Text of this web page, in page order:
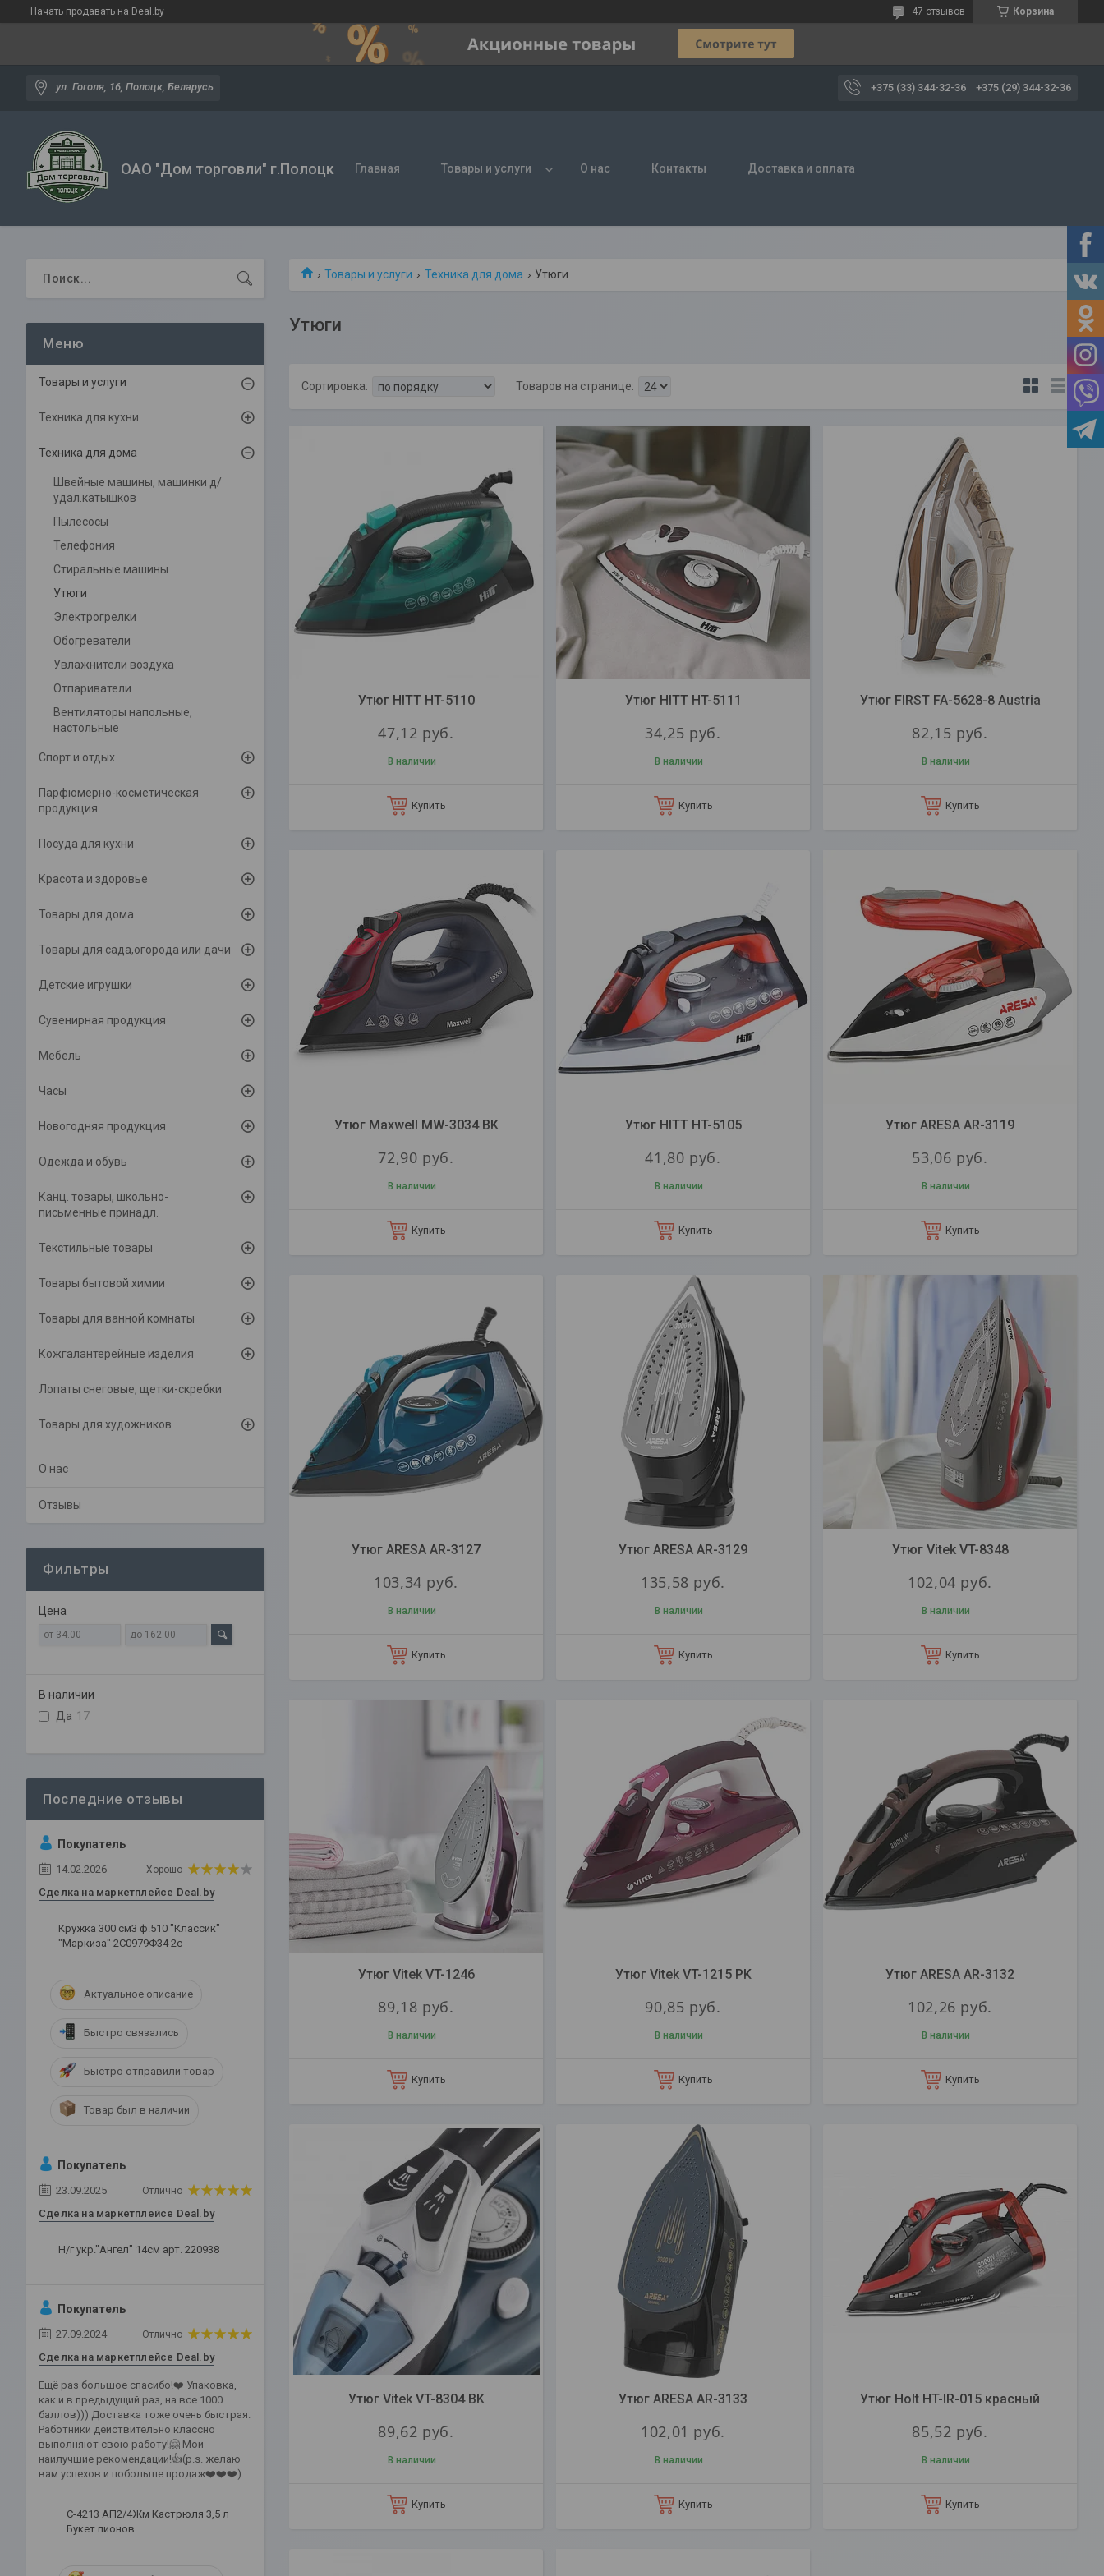
Начать продавать на Deal.by Корзина
47 отзывов
ул. Гоголя, 16, Полоцк, Беларусь +375 (33) 344-32-36 +375 (29) 344-32-36
ОАО "Дом торговли" г.Полоцк Главная Товары и услуги О нас Контакты Доставка и оплата
Товары и услуги Техника для дома Утюги
Утюги
Утюг HITT HT-5110
47,12 руб.
В наличии
Купить
Утюг HITT HT-5111
34,25 руб.
В наличии
Купить
Утюг FIRST FA-5628-8 Austria
82,15 руб.
В наличии
Купить
Утюг Maxwell MW-3034 BK
72,90 руб.
В наличии
Купить
Утюг HITT HT-5105
41,80 руб.
В наличии
Купить
Утюг ARESA AR-3119
53,06 руб.
В наличии
Купить
Утюг ARESA AR-3127
103,34 руб.
В наличии
Купить
Утюг ARESA AR-3129
135,58 руб.
В наличии
Купить
Утюг Vitek VT-8348
102,04 руб.
В наличии
Купить
Утюг Vitek VT-1246
89,18 руб.
В наличии
Купить
Утюг Vitek VT-1215 PK
90,85 руб.
В наличии
Купить
Утюг ARESA AR-3132
102,26 руб.
В наличии
Купить
Утюг Vitek VT-8304 BK
89,62 руб.
В наличии
Купить
Утюг ARESA AR-3133
102,01 руб.
В наличии
Купить
Утюг Holt HT-IR-015 красный
85,52 руб.
В наличии
Купить
Товары и услуги
Техника для кухни
Техника для дома
Швейные машины, машинки д/
удал.катышков
Пылесосы
Телефония
Стиральные машины
Утюги
Электрогрелки
Обогреватели
Увлажнители воздуха
Отпариватели
Вентиляторы напольные,
настольные
Спорт и отдых
Парфюмерно-косметическая
продукция
Посуда для кухни
Красота и здоровье
Товары для дома
Товары для сада,огорода или дачи
Детские игрушки
Сувенирная продукция
Мебель
Часы
Новогодняя продукция
Одежда и обувь
Канц. товары, школьно-
письменные принадл.
Текстильные товары
Товары бытовой химии
Товары для ванной комнаты
Кожгалантерейные изделия
Лопаты снеговые, щетки-скребки
Товары для художников
О нас
Отзывы
Фильтры
Цена
В наличии
Да 17
Покупатель
14.02.2026 Хорошо
Сделка на маркетплейсе Deal.by
Кружка 300 см3 ф.510 "Классик"
"Маркиза" 2С0979Ф34 2с
Актуальное описание
Быстро связались
Быстро отправили товар
Товар был в наличии
Покупатель
23.09.2025 Отлично
Сделка на маркетплейсе Deal.by
Н/г укр."Ангел" 14см арт. 220938
Покупатель
27.09.2024 Отлично
Сделка на маркетплейсе Deal.by
Ещё раз большое спасибо!❤️ Упаковка,
как и в предыдущий раз, на все 1000
баллов))) Доставка тоже очень быстрая.
Работники действительно классно
выполняют свою работу!🤗 Мои
наилучшие рекомендации!👍(p.s. желаю
вам успехов и побольше продаж❤️❤️❤️)
С-4213 АП2/4Жм Кастрюля 3,5 л
Букет пионов